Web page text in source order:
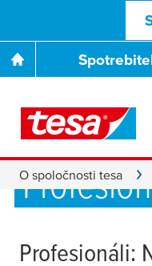
O spoločnosti tesa
Profesionáli: